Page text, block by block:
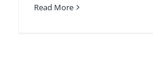
Read More